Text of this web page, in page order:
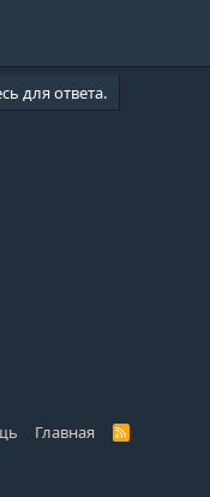
для ответа.
Главная
R